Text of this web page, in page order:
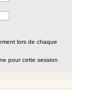
lors de chaque
pour cette session